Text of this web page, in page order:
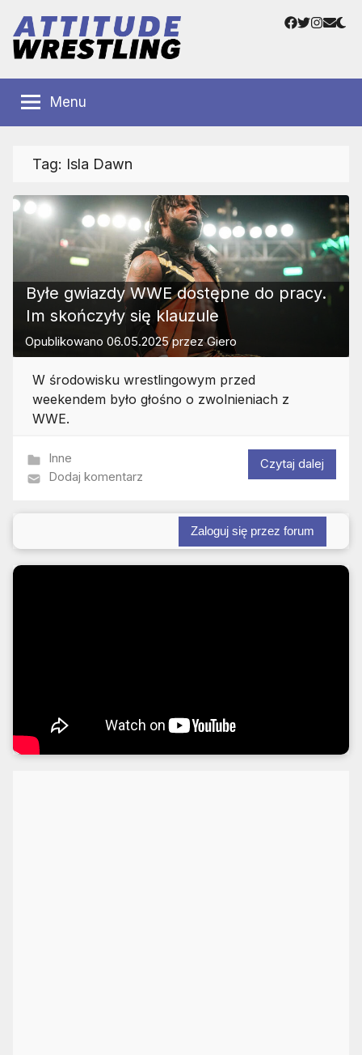
treści
Wrestling
Polska
Wrestlingu
Facebook
Twitter
Menu
Tag: Isla Dawn
Byłe gwiazdy WWE dostępne do pracy.
Im skończyły się klauzule
Opublikowano 06.05.2025przezGiero
W środowisku wrestlingowym przed
weekendem było głośno o zwolnieniach z
WWE.
Inne
Dodaj komentarz
Czytaj dalej
Zaloguj się przez forum